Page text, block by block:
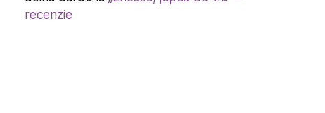
recenzie